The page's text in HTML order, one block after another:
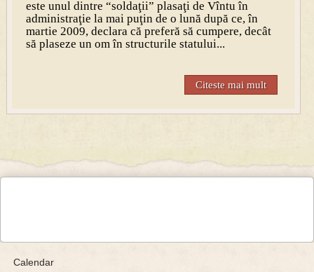
este unul dintre “soldaţii” plasaţi de Vîntu în
administraţie la mai puţin de o lună după ce, în
martie 2009, declara că preferă să cumpere, decât
să plaseze un om în structurile statului...
Citeste mai mult
Calendar